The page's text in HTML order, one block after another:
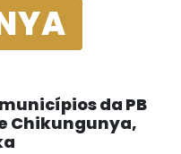
da PB
Chikungunya,